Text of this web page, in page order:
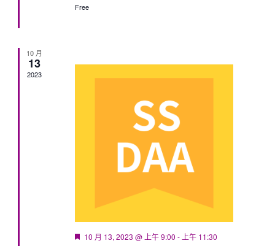
Free
10 月
13
2023
Featured
10 月 13, 2023 @ 上午 9:00 - 上午 11:30